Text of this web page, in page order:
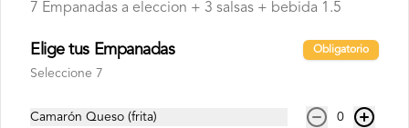
Bebidas
7 Empanadas a eleccion + 3 salsas + bebida 1.5
Elige tus Empanadas Obligatorio
Seleccione 7
Camarón Queso (frita) 0